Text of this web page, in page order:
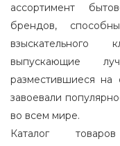
ассортимент
брендов,
взыскательного
выпускающие
разместившиеся на
завоевали
во всем мире.
Каталог